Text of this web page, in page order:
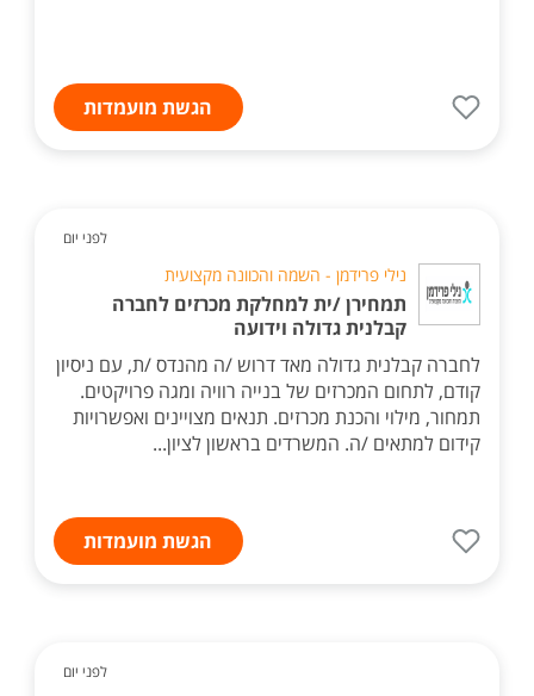
הגשת מועמדות
לפני יום
נילי פרידמן - השמה והכוונה מקצועית
תמחירן /ית למחלקת מכרזים לחברה
קבלנית גדולה וידועה
לחברה קבלנית גדולה מאד דרוש /ה מהנדס /ת, עם ניסיון
קודם, לתחום המכרזים של בנייה רוויה ומגה פרויקטים.
תמחור, מילוי והכנת מכרזים. תנאים מצויינים ואפשרויות
קידום למתאים /ה. המשרדים בראשון לציון...
הגשת מועמדות
לפני יום